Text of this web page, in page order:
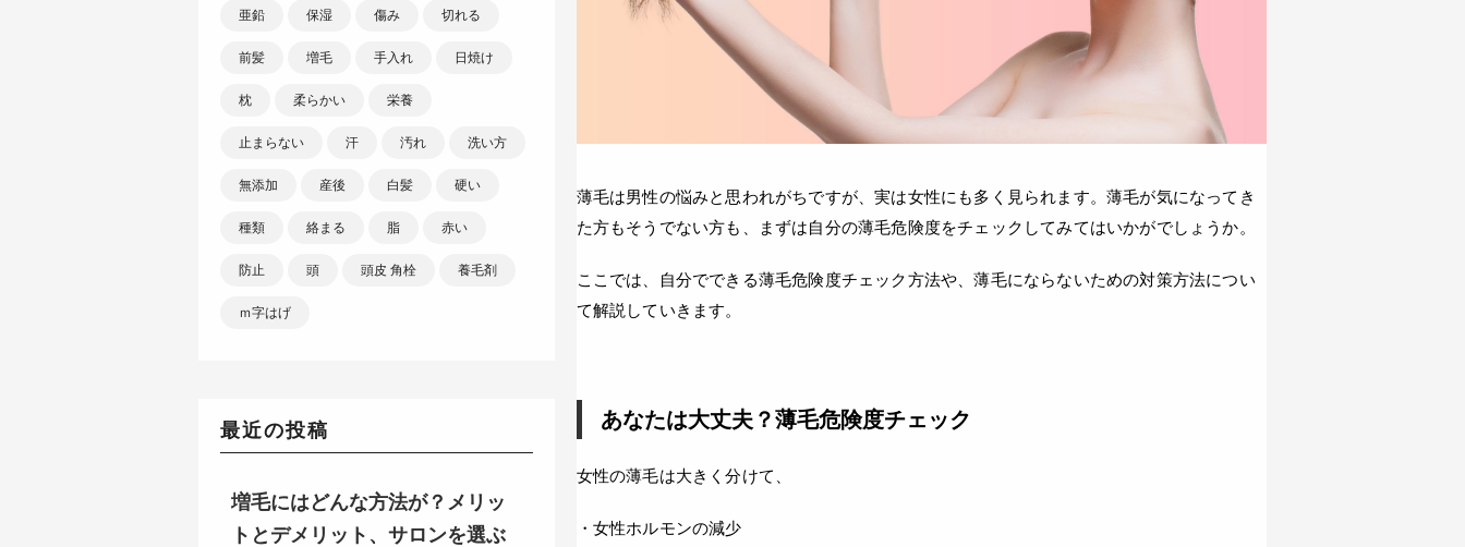
薄毛は男性の悩みと思われがちですが、実は女性にも多く見られます。薄毛が気になってき
た方もそうでない方も、まずは自分の薄毛危険度をチェックしてみてはいかがでしょうか。
ここでは、自分でできる薄毛危険度チェック方法や、薄毛にならないための対策方法につい
て解説していきます。
あなたは大丈夫？薄毛危険度チェック
女性の薄毛は大きく分けて、
・女性ホルモンの減少
亜鉛 保湿 傷み 切れる
前髪 増毛 手入れ 日焼け
枕 柔らかい 栄養
止まらない 汗 汚れ 洗い方
無添加 産後 白髪 硬い
種類 絡まる 脂 赤い
防止 頭 頭皮 角栓 養毛剤
ｍ字はげ
最近の投稿
増毛にはどんな方法が？メリッ
トとデメリット、サロンを選ぶ